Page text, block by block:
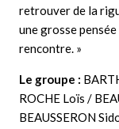
retrouver de la
une grosse
rencontre. »
Le groupe :
ROCHE Loïs /
BEAUSSERON